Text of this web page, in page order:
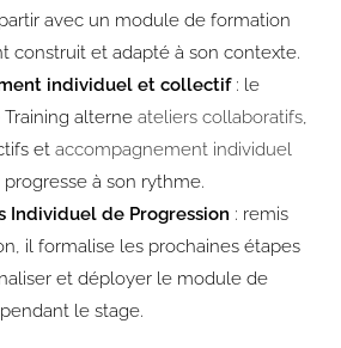
avec un module de formation
construit et adapté à son contexte.
individuel et collectif: le
alterne ateliers collaboratifs,
et accompagnement individuel
à son rythme.
Individuel de Progression : remis
il formalise les prochaines étapes
et déployer le module de
le stage.